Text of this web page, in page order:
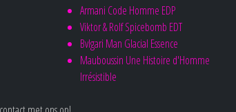
Armani Code Homme EDP
Viktor & Rolf Spicebomb EDT
Bvlgari Man Glacial Essence
Mauboussin Une Histoire d'Homme
Irrésistible